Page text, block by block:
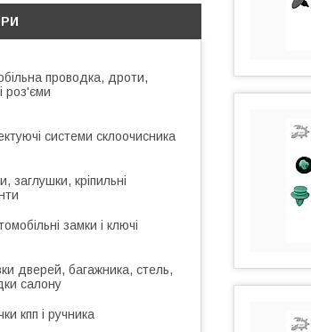
проводка, дроти,
роз'єми
системи склоочисника
заглушки, кріпильні
замки і ключі
дверей, багажника, стель,
салону
кпп і ручника